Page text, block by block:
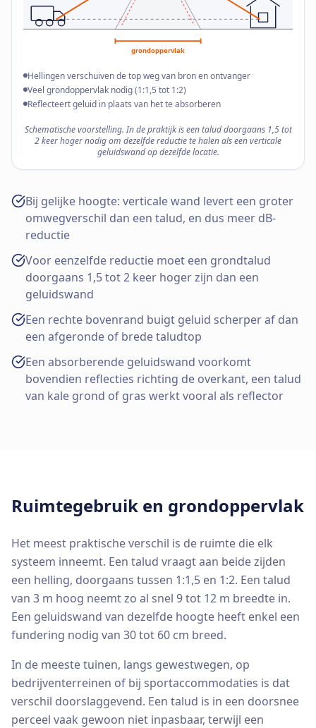
grondoppervlak
Hellingen verschuiven de top weg van bron en ontvanger
Veel grondoppervlak nodig (1:1,5 tot 1:2)
Reflecteert geluid in plaats van het te absorberen
Schematische voorstelling. In de praktijk is een talud doorgaans 1,5 tot
2 keer hoger nodig om dezelfde reductie te halen als een verticale
geluidswand op dezelfde locatie.
Bij gelijke hoogte: verticale wand levert een groter
omwegverschil dan een talud, en dus meer dB-
reductie
Voor eenzelfde reductie moet een grondtalud
doorgaans 1,5 tot 2 keer hoger zijn dan een
geluidswand
Een rechte bovenrand buigt geluid scherper af dan
een afgeronde of brede taludtop
Een absorberende geluidswand voorkomt
bovendien reflecties richting de overkant, een talud
van kale grond of gras werkt vooral als reflector
Ruimtegebruik en grondoppervlak
Het meest praktische verschil is de ruimte die elk
systeem inneemt. Een talud vraagt aan beide zijden
een helling, doorgaans tussen 1:1,5 en 1:2. Een talud
van 3 m hoog neemt zo al snel 9 tot 12 m breedte in.
Een geluidswand van dezelfde hoogte heeft enkel een
fundering nodig van 30 tot 60 cm breed.
In de meeste tuinen, langs gewestwegen, op
bedrijventerreinen of bij sportaccommodaties is dat
verschil doorslaggevend. Een talud is in een doorsnee
perceel vaak gewoon niet inpasbaar, terwijl een